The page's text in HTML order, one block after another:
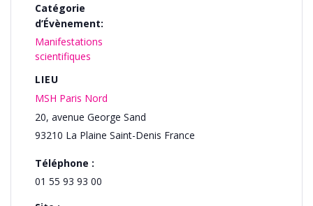
Catégorie
d’Évènement:
Manifestations
scientifiques
LIEU
MSH Paris Nord
20, avenue George Sand
93210 La Plaine Saint-Denis France
Téléphone :
01 55 93 93 00